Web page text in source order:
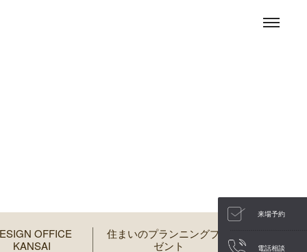
OFFICE
KANSAI
住まいのプランニングプレ
ゼント
来場予約
電話相談